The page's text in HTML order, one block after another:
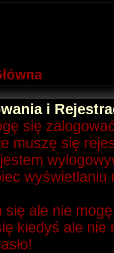
i
się
muszę się
się ale nie
kiedyś ale